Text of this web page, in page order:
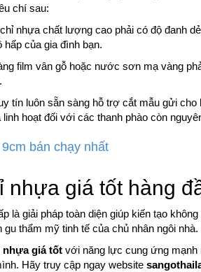
chí sau:
nhựa chất lượng cao phải có độ đanh
hấp của gia đình bạn.
film vân gỗ hoặc nước sơn mạ vàng
tín luôn sẵn sàng hỗ trợ cắt mẫu gửi
hoạt đối với các thanh phào còn
bán chạy nhất
nhựa giá tốt hàng
là giải pháp toàn diện giúp kiến tạo
thẩm mỹ tinh tế của chủ nhân ngôi nhà.
nhựa giá tốt với năng lực cung ứng mạnh
Hãy truy cập ngay website